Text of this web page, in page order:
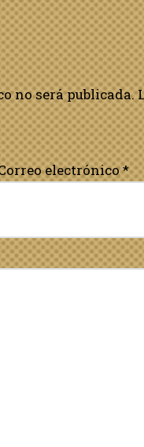
no será publicada.
electrónico*